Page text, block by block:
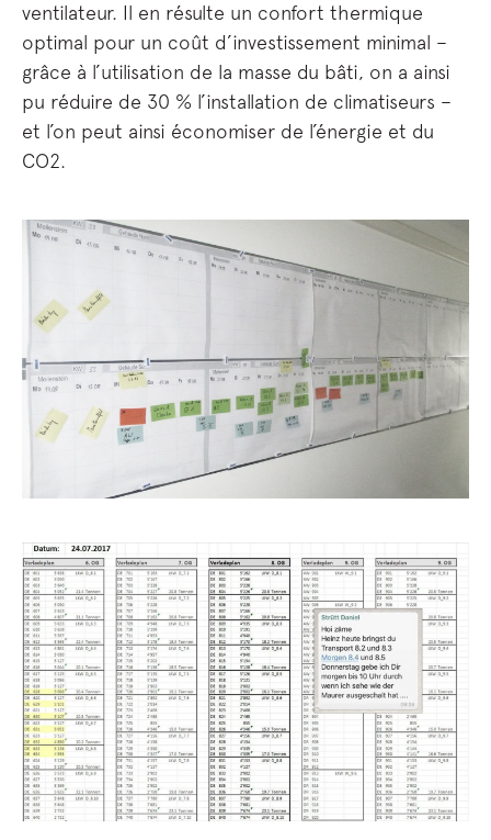
ventilateur. Il en résulte un confort thermique
optimal pour un coût d’investissement minimal –
grâce à l’utilisation de la masse du bâti, on a ainsi
pu réduire de 30 % l’installation de climatiseurs –
et l’on peut ainsi économiser de l’énergie et du
CO2.